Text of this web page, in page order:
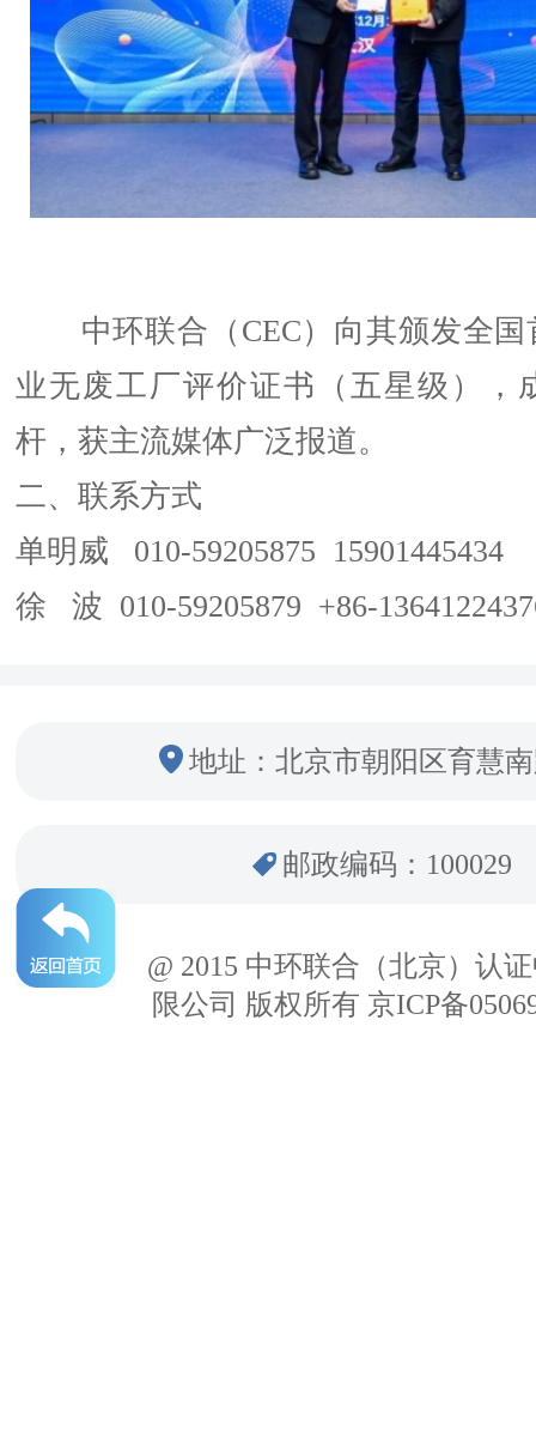
中环联合（CEC）向其颁发全国
业无废工厂评价证书（五星级），
杆，获主流媒体广泛报道。
二、联系方式
单明威 010-59205875 15901445434
徐 波 010-59205879 +86-
地址：北京市朝阳区育慧
邮政编码：100029
@ 2015 中环联合（北京）认
限公司 版权所有 京ICP备